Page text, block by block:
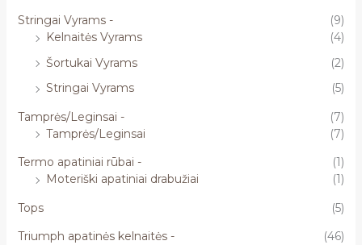
Stringai Vyrams -
(9)
Kelnaitės Vyrams
(4)
Šortukai Vyrams
(2)
Stringai Vyrams
(5)
Tamprės/Leginsai -
(7)
Tamprės/Leginsai
(7)
Termo apatiniai rūbai -
(1)
Moteriški apatiniai drabužiai
(1)
Tops
(5)
Triumph apatinės kelnaitės -
(46)